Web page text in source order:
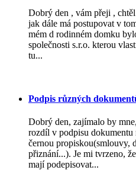
Dobrý den , vám přeji ,
jak dále má postupovat v
mém d rodinném domku
společnosti s.r.o. kterou
tu...
Podpis různých
Dobrý den, zajímalo by
rozdíl v podpisu dokumentu
černou propiskou(smlouvy,
přiznání...). Je mi tvrzeno,
mají podepisovat...